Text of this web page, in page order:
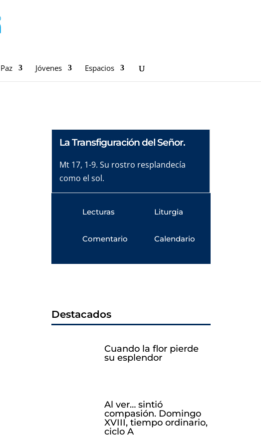
Jóvenes Espacios
La Transfiguración del Señor.
Mt 17, 1-9. Su rostro resplandecía
como el sol.
Lecturas
Comentario
Liturgia
Calendario
Destacados
Cuando la flor pierde
su esplendor
Al ver… sintió
compasión. Domingo
XVIII, tiempo ordinario,
ciclo A